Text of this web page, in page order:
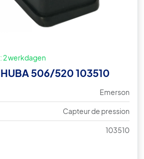
2 werkdagen
506/520 103510
Emerson
Capteur de pression
103510